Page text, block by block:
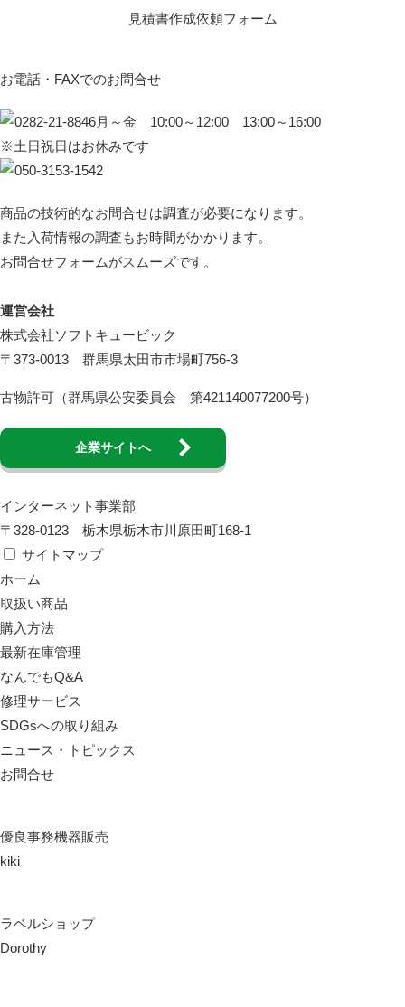
見積書作成依頼フォーム
お電話・FAXでのお問合せ
月～金 10:00～12:00 13:00～16:00
※土日祝日はお休みです
商品の技術的なお問合せは調査が必要になります。
また入荷情報の調査もお時間がかかります。
お問合せフォームがスムーズです。
運営会社
株式会社ソフトキュービック
〒373-0013 群馬県太田市市場町756-3
古物許可（群馬県公安委員会 第421140077200号）
企業サイトへ
インターネット事業部
〒328-0123 栃木県栃木市川原田町168-1
サイトマップ
ホーム
取扱い商品
購入方法
最新在庫管理
なんでもQ&A
修理サービス
SDGsへの取り組み
ニュース・トピックス
お問合せ
優良事務機器販売
kiki
ラベルショップ
Dorothy